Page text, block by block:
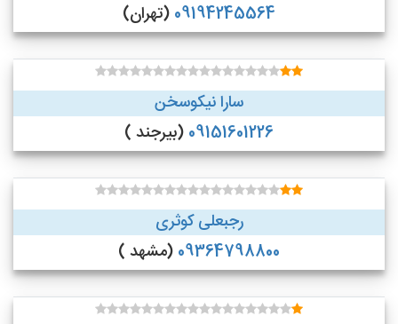
09194245564 (تهران)
سارا نیکوسخن
09151601226 (بیرجند )
رجبعلی کوثری
09364798800 (مشهد )